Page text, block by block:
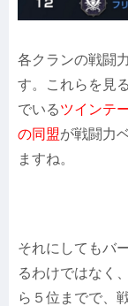
各クランの戦闘
す。これらを見
でいるツインテ
の同盟が戦闘力
ますね。
それにしてもバ
るわけではなく
ら５位までで、